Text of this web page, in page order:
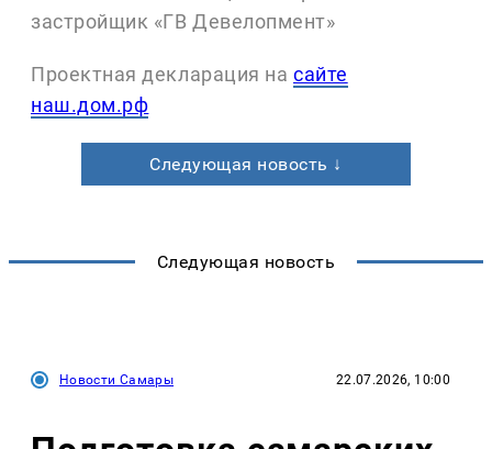
застройщик «ГВ Девелопмент»
Проектная декларация на сайте
наш.дом.рф
Следующая новость ↓
Следующая новость
Новости Самары 22.07.2026, 10:00